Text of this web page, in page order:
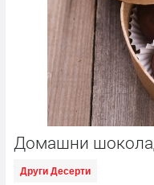
Домашни
Други Десерти